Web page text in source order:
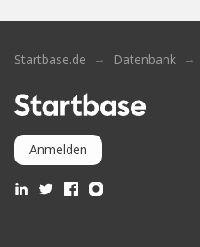
Startbase.de Datenbank
Anmelden